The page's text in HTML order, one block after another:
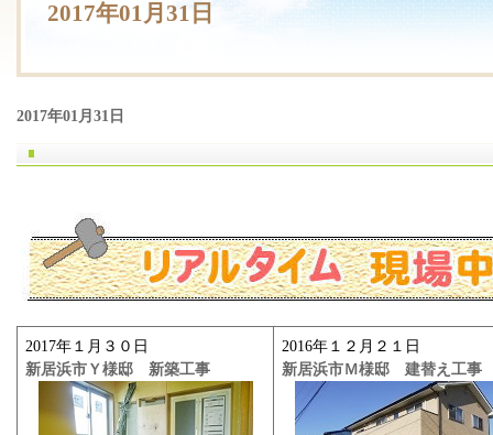
2017年01月31日
2017年01月31日
2017年１月３０日
新居浜市Ｙ様邸 新築工事
2016年１２月２１日
新居浜市Ｍ様邸 建替え工事